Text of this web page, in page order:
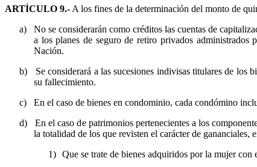
ARTÍCULO 9.- A los fines de la determinación del monto de
a)
No se considerarán como créditos las cuentas de
a los planes de seguro de retiro privados
Nación.
b)
Se considerará a las sucesiones indivisas titulares de los
su fallecimiento.
c)
En el caso de bienes en condominio, cada condómino
d)
En el caso de patrimonios pertenecientes a los
la totalidad de los que revisten el carácter de gananciales,
1) Que se trate de bienes adquiridos por la mujer